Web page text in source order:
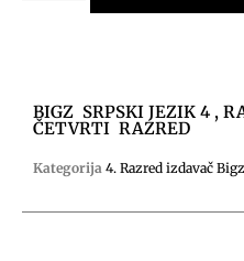
BIGZ SRPSKI JEZIK 4 ,
ČETVRTI RAZRED
Kategorija 4. Razred izdavač Bigz